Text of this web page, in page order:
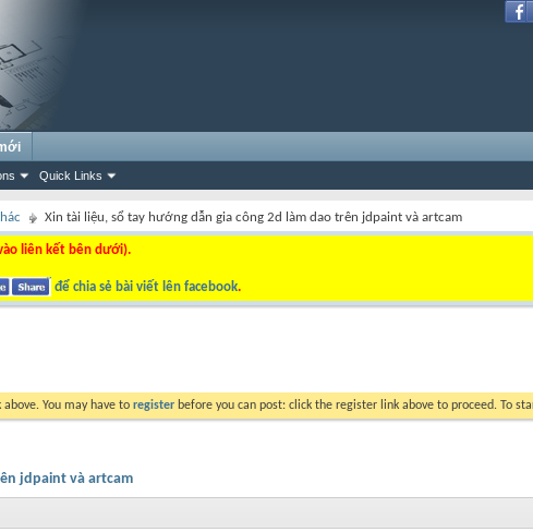
Quick Links
Xin tài liệu, sổ tay hướng dẫn gia công 2d làm dao trên jdpaint và artcam
liên kết bên dưới).
để chia sẻ bài viết lên facebook.
You may have to register before you can post: click the register link above to proceed. To
jdpaint và artcam